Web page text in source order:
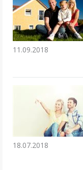
11.09.2018
18.07.2018